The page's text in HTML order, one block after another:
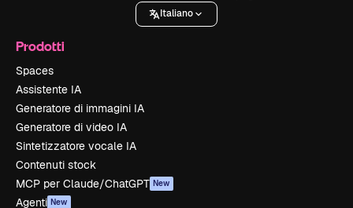
Italiano
Prodotti
Spaces
Assistente IA
Generatore di immagini IA
Generatore di video IA
Sintetizzatore vocale IA
Contenuti stock
MCP per Claude/ChatGPT New
Agenti New